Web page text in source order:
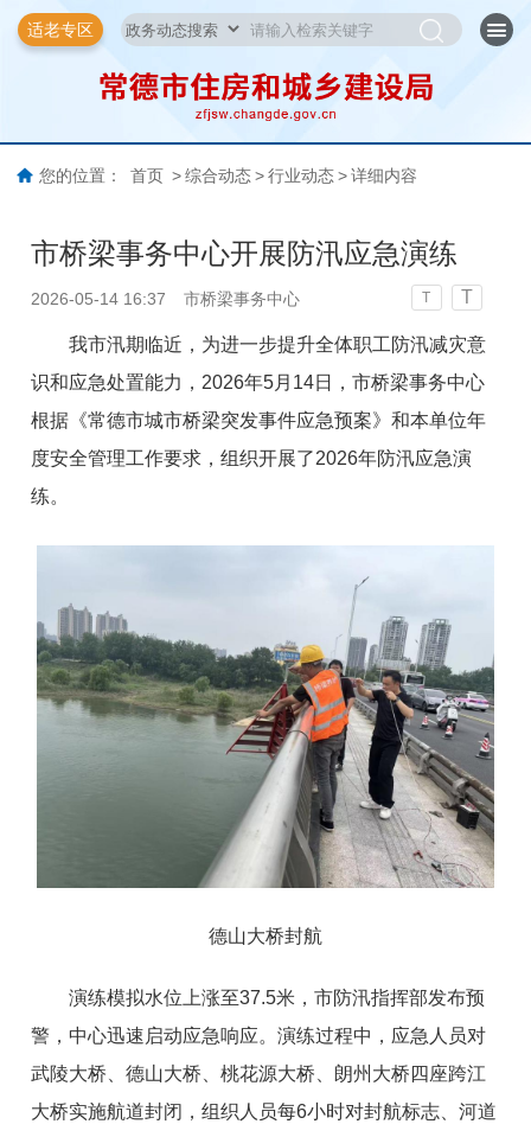
适老专区
您的位置： 首页 > 综合动态 > 行业动态 > 详细内容
市桥梁事务中心开展防汛应急演练
2026-05-14 16:37 市桥梁事务中心 T T
我市汛期临近，为进一步提升全体职工防汛减灾意
识和应急处置能力，2026年5月14日，市桥梁事务中心
根据《常德市城市桥梁突发事件应急预案》和本单位年
度安全管理工作要求，组织开展了2026年防汛应急演
练。
德山大桥封航
演练模拟水位上涨至37.5米，市防汛指挥部发布预
警，中心迅速启动应急响应。演练过程中，应急人员对
武陵大桥、德山大桥、桃花源大桥、朗州大桥四座跨江
大桥实施航道封闭，组织人员每6小时对封航标志、河道